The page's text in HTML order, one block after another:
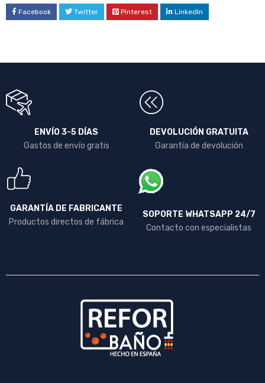
Facebook Twitter Pinterest LinkedIn
ENVÍO 3-5 DÍAS
Gastos de envío gratis
DEVOLUCIÓN GRATUITA
Garantía de devolución
GARANTÍA DE FABRICANTE
Productos directos de fábrica
SOPORTE WHATSAPP 24/7
Contacto con especialistas